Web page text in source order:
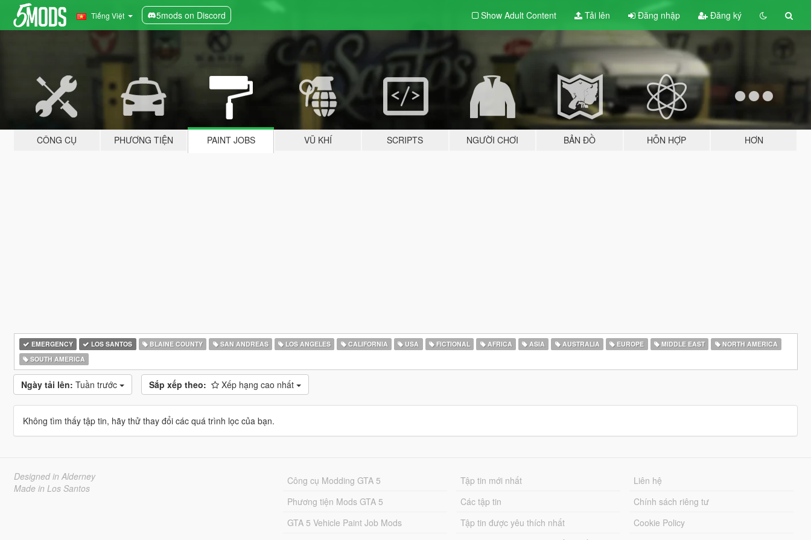
Tiếng Việt 5mods on Discord Show Adult Content Tải lên Đăng nhập Đăng ký
CÔNG CỤ PHƯƠNG TIỆN PAINT JOBS VŨ KHÍ SCRIPTS NGƯỜI CHƠI BẢN ĐỒ HỖN HỢP HƠN
EMERGENCY LOS SANTOS BLAINE COUNTY SAN ANDREAS LOS ANGELES CALIFORNIA USA FICTIONAL AFRICA ASIA AUSTRALIA EUROPE MIDDLE EAST
NORTH AMERICA
SOUTH AMERICA
Ngày tải lên: Tuần trước Sắp xếp theo: Xếp hạng cao nhất
Không tìm thấy tập tin, hãy thử thay đổi các quá trình lọc của bạn.
Designed in Alderney
Made in Los Santos
Công cụ Modding GTA 5
Phương tiện Mods GTA 5
GTA 5 Vehicle Paint Job Mods
Tập tin mới nhất
Các tập tin
Tập tin được yêu thích nhất
Liên hệ
Chính sách riêng tư
Cookie Policy